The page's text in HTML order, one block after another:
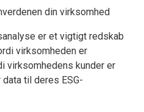
din virksomhed
er et vigtigt redskab
virksomheden er
virksomhedens kunder er
til deres ESG-